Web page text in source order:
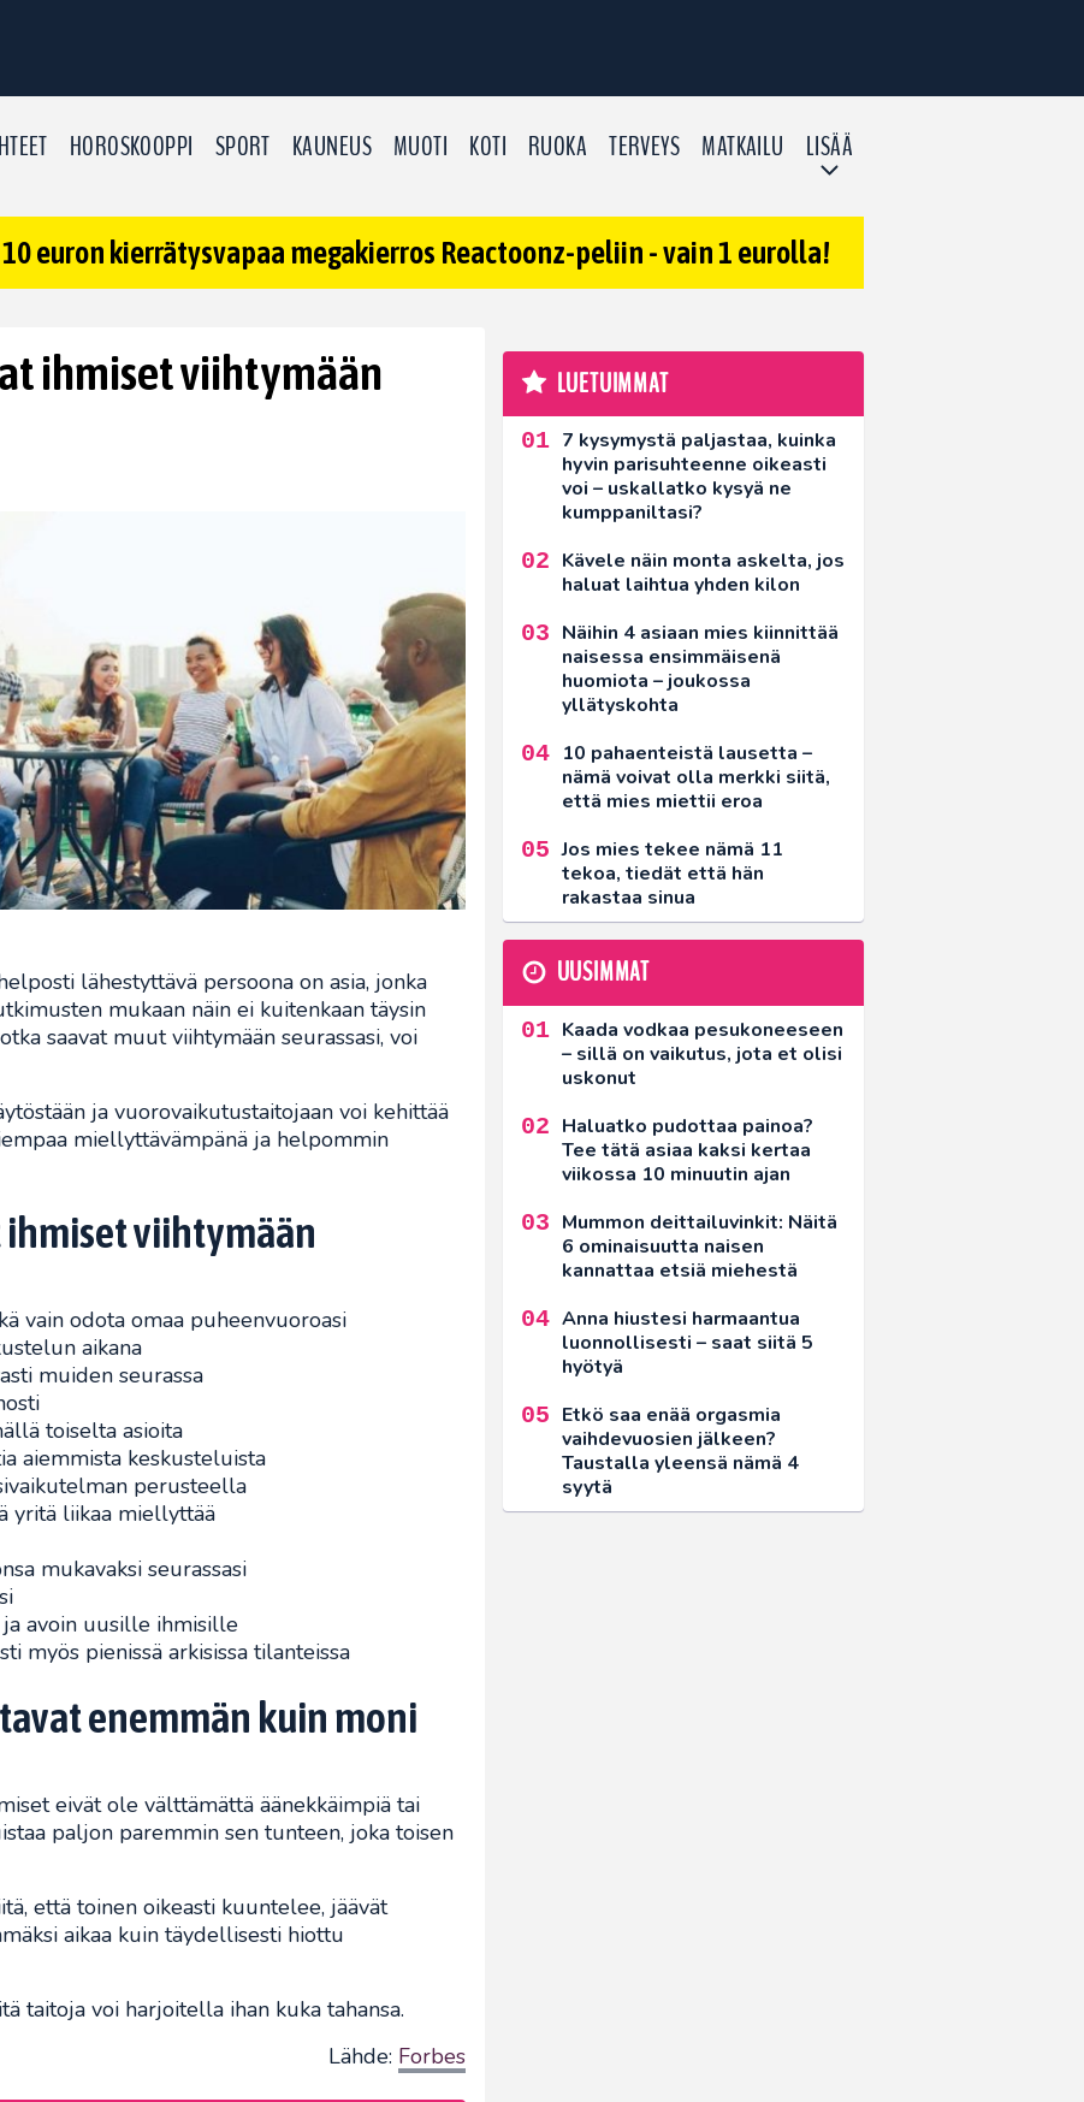
HOROSKOOPPI SPORT KAUNEUS MUOTI KOTI RUOKA TERVEYS MATKAILU LISÄÄ
euron kierrätysvapaa megakierros Reactoonz-peliin - vain 1 eurolla!
ihmiset viihtymään
lähestyttävä persoona on asia, jonka
mukaan näin ei kuitenkaan täysin
saavat muut viihtymään seurassasi, voi
ja vuorovaikutustaitojaan voi kehittää
miellyttävämpänä ja helpommin
ihmiset viihtymään
vain odota omaa puheenvuoroasi
aikana
muiden seurassa
toiselta asioita
aiemmista keskusteluista
perusteella
yritä liikaa miellyttää
mukavaksi seurassasi
avoin uusille ihmisille
myös pienissä arkisissa tilanteissa
enemmän kuin moni
eivät ole välttämättä äänekkäimpiä tai
paljon paremmin sen tunteen, joka toisen
että toinen oikeasti kuuntelee, jäävät
aikaa kuin täydellisesti hiottu
taitoja voi harjoitella ihan kuka tahansa.
Lähde: Forbes
LUETUIMMAT
7 kysymystä paljastaa, kuinka
hyvin parisuhteenne oikeasti
voi – uskallatko kysyä ne
kumppaniltasi?
Kävele näin monta askelta, jos
haluat laihtua yhden kilon
Näihin 4 asiaan mies kiinnittää
naisessa ensimmäisenä
huomiota – joukossa
yllätyskohta
10 pahaenteistä lausetta –
nämä voivat olla merkki siitä,
että mies miettii eroa
Jos mies tekee nämä 11
tekoa, tiedät että hän
rakastaa sinua
UUSIMMAT
Kaada vodkaa pesukoneeseen
– sillä on vaikutus, jota et olisi
uskonut
Haluatko pudottaa painoa?
Tee tätä asiaa kaksi kertaa
viikossa 10 minuutin ajan
Mummon deittailuvinkit: Näitä
6 ominaisuutta naisen
kannattaa etsiä miehestä
Anna hiustesi harmaantua
luonnollisesti – saat siitä 5
hyötyä
Etkö saa enää orgasmia
vaihdevuosien jälkeen?
Taustalla yleensä nämä 4
syytä